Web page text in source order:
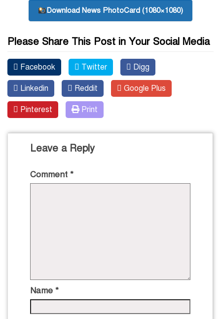
Download News PhotoCard (1080×1080)
Please Share This Post in Your Social Media
Facebook Twitter Digg
Linkedin Reddit Google Plus
Pinterest Print
Leave a Reply
Comment *
Name *